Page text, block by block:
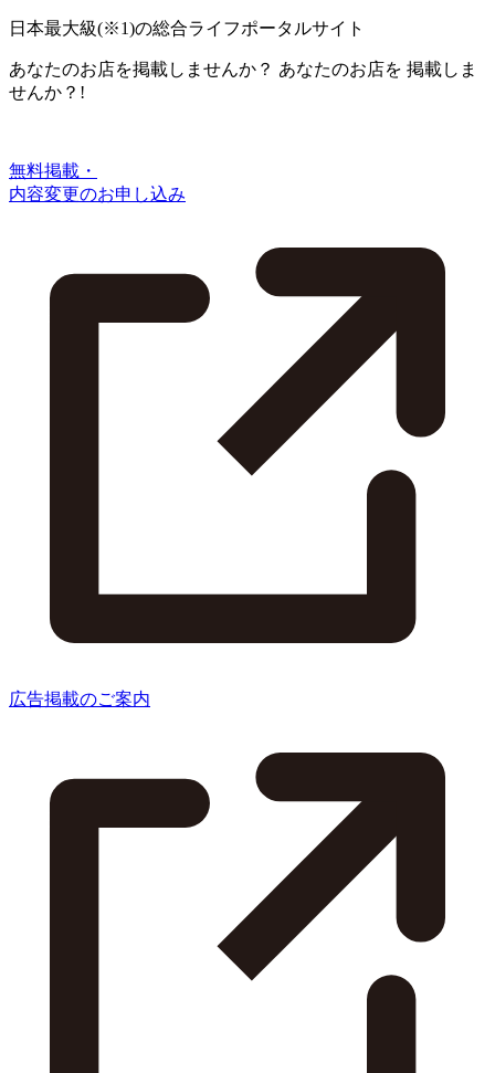
日本最大級(※1)の総合ライフポータルサイト
あなたのお店を掲載しませんか？ あなたのお店を 掲載しま
せんか？!
無料掲載・
内容変更のお申し込み
広告掲載のご案内